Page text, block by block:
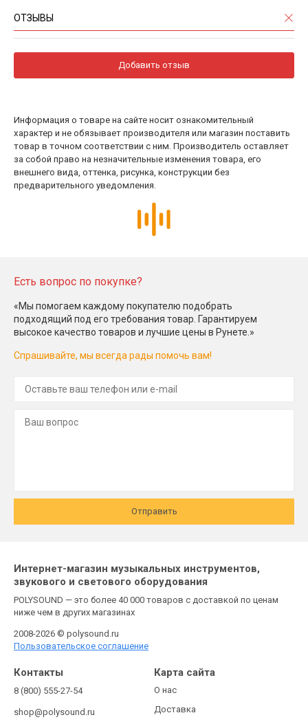
ОТЗЫВЫ
Добавить отзыв
Информация о товаре на сайте носит ознакомительный
характер и не обязывает производителя или магазин поставить
товар в точном соответствии с ним. Производитель оставляет
за собой право на незначительные изменения товара, его
внешнего вида, оттенка, рисунка, конструкции без
предварительного уведомления.
Есть вопрос по покупке?
«Мы помогаем каждому покупателю подобрать
подходящий под его требования товар. Гарантируем
высокое качество товаров и лучшие цены в Рунете.»
Спрашивайте, мы всегда рады помочь вам!
Отправить
Интернет-магазин музыкальных инструментов,
звукового и светового оборудования
POLYSOUND — это более 40 000 товаров с доставкой по ценам
ниже чем в других магазинах
2008-2026 © polysound.ru
Пользовательское соглашение
Контакты
8 (800) 555-27-54
shop@polysound.ru
Карта сайта
О нас
Доставка